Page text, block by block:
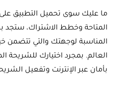
ما عليك سوى تحميل التطبيق
المناسبة لوجهتك والتي تتضمن
العالم. بمجرد اختيارك للشريحة
بأمان عبر الإنترنت وتفعيل